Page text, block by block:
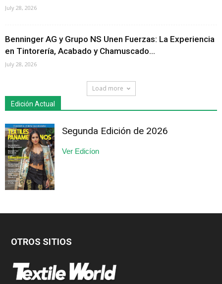
July 28, 2026
Benninger AG y Grupo NS Unen Fuerzas: La Experiencia
en Tintorería, Acabado y Chamuscado...
July 28, 2026
Load more
Edición Actual
Segunda Edición de 2026
Ver Edicíon
OTROS SITIOS